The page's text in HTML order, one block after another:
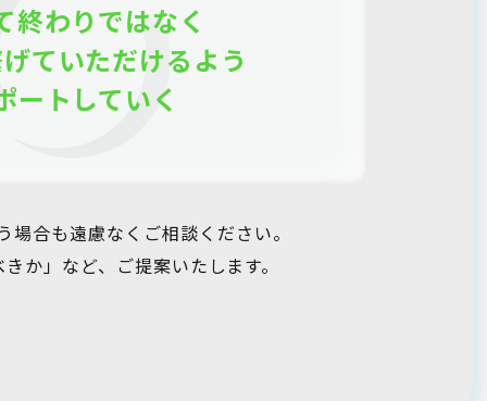
終わりではなく
ていただけるよう
ートしていく
合も遠慮なくご相談ください。
か」など、ご提案いたします。